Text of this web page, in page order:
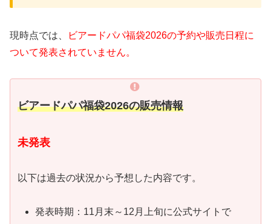
現時点では、
ビアードパパ福袋2026の予約や販売日程に
ついて発表されていません。
ビアードパパ福袋2026の販売情報
未発表
以下は過去の状況から予想した内容です。
発表時期：11月末～12月上旬に公式サイトで